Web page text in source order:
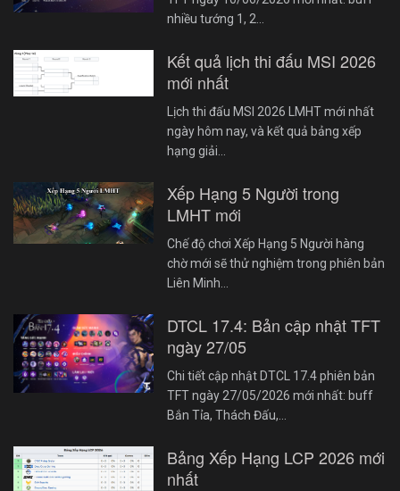
nhiều tướng 1, 2…
Kết quả lịch thi đấu MSI 2026
mới nhất
Lịch thi đấu MSI 2026 LMHT mới nhất
ngày hôm nay, và kết quả bảng xếp
hạng giải…
Xếp Hạng 5 Người trong
LMHT mới
Chế độ chơi Xếp Hạng 5 Người hàng
chờ mới sẽ thử nghiệm trong phiên bản
Liên Minh…
DTCL 17.4: Bản cập nhật TFT
ngày 27/05
Chi tiết cập nhật DTCL 17.4 phiên bản
TFT ngày 27/05/2026 mới nhất: buff
Bắn Tỉa, Thách Đấu,…
Bảng Xếp Hạng LCP 2026 mới
nhất